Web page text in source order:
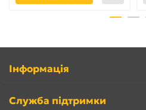
Інформація
Служба підтримки